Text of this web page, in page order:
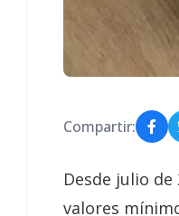
Compartir:
Desde julio
valores